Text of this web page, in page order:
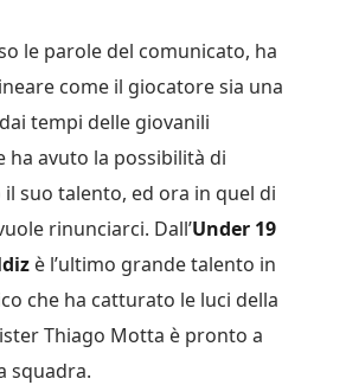
le parole del comunicato, ha
come il giocatore sia una
tempi delle giovanili
ha avuto la possibilità di
suo talento, ed ora in quel di
rinunciarci. Dall’Under 19
è l’ultimo grande talento in
che ha catturato le luci della
Thiago Motta è pronto a
squadra.